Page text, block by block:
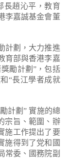
長趙沁平，教育
李嘉誠基金會董
計劃，大力推進
育部與香港李嘉
勵計劃”，包括
“長江學者成就
計劃” 實施的總
宗旨、範圍、辦
施工作提出了要
施得到了党和國
常委、國務院副